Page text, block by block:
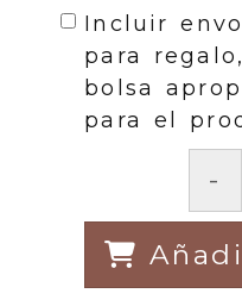
Incluir
para
bolsa
para el
-